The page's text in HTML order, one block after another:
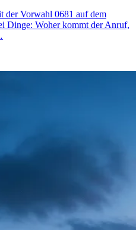
der Vorwahl 0681 auf dem
Dinge: Woher kommt der Anruf,